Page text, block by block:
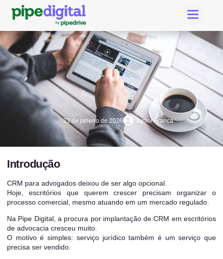
23 de janeiro de 2026 Junior Franca
Introdução
CRM para advogados deixou de ser algo opcional.
Hoje, escritórios que querem crescer precisam organizar o
processo comercial, mesmo atuando em um mercado regulado.
Na Pipe Digital, a procura por implantação de CRM em escritórios
de advocacia cresceu muito.
O motivo é simples: serviço jurídico também é um serviço que
precisa ser vendido.